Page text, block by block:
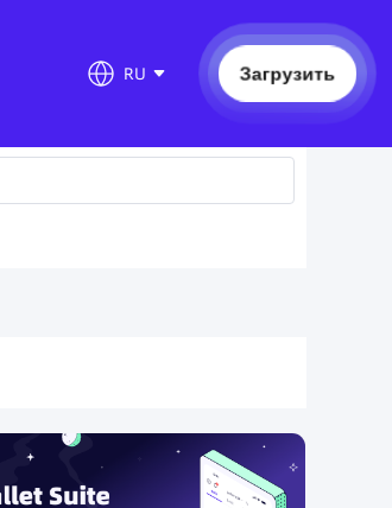
RU Загрузить